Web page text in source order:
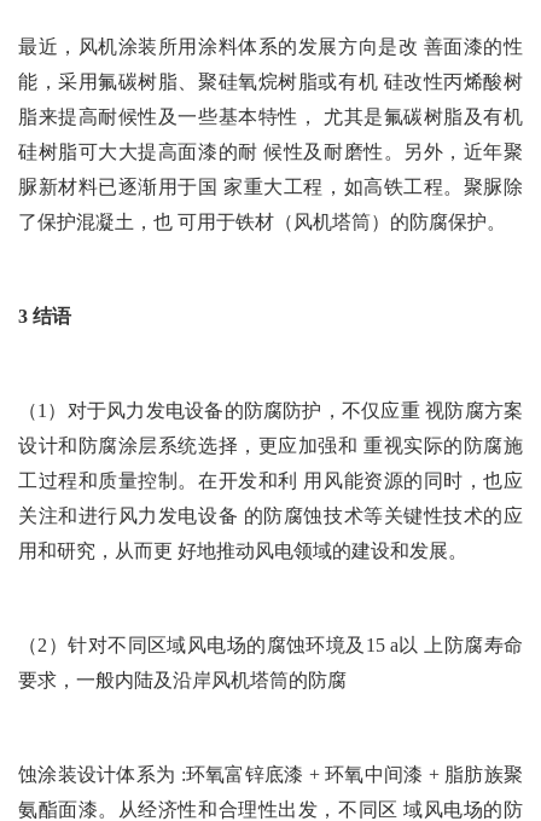
最近，风机涂装所用涂料体系的发展方向是改 善面漆的性
能，采用氟碳树脂、聚硅氧烷树脂或有机 硅改性丙烯酸树
脂来提高耐候性及一些基本特性， 尤其是氟碳树脂及有机
硅树脂可大大提高面漆的耐 候性及耐磨性。另外，近年聚
脲新材料已逐渐用于国 家重大工程，如高铁工程。聚脲除
了保护混凝土，也 可用于铁材（风机塔筒）的防腐保护。
3 结语
（1）对于风力发电设备的防腐防护，不仅应重 视防腐方案
设计和防腐涂层系统选择，更应加强和 重视实际的防腐施
工过程和质量控制。在开发和利 用风能资源的同时，也应
关注和进行风力发电设备 的防腐蚀技术等关键性技术的应
用和研究，从而更 好地推动风电领域的建设和发展。
（2）针对不同区域风电场的腐蚀环境及15 a以 上防腐寿命
要求，一般内陆及沿岸风机塔筒的防腐
蚀涂装设计体系为 :环氧富锌底漆 + 环氧中间漆 + 脂肪族聚
氨酯面漆。从经济性和合理性出发，不同区 域风电场的防